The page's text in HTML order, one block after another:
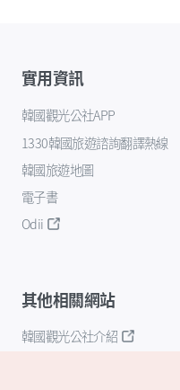
實用資訊
韓國觀光公社APP
1330韓國旅遊諮詢翻譯熱線
韓國旅遊地圖
電子書
Odii
其他相關網站
韓國觀光公社介紹